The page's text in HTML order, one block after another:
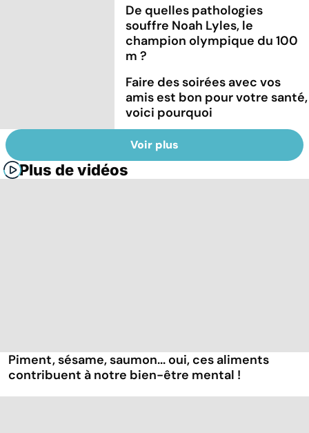
De quelles pathologies
souffre Noah Lyles, le
champion olympique du 100
m ?
Faire des soirées avec vos
amis est bon pour votre santé,
voici pourquoi
Voir plus
Plus de vidéos
Piment, sésame, saumon... oui, ces aliments
contribuent à notre bien-être mental !